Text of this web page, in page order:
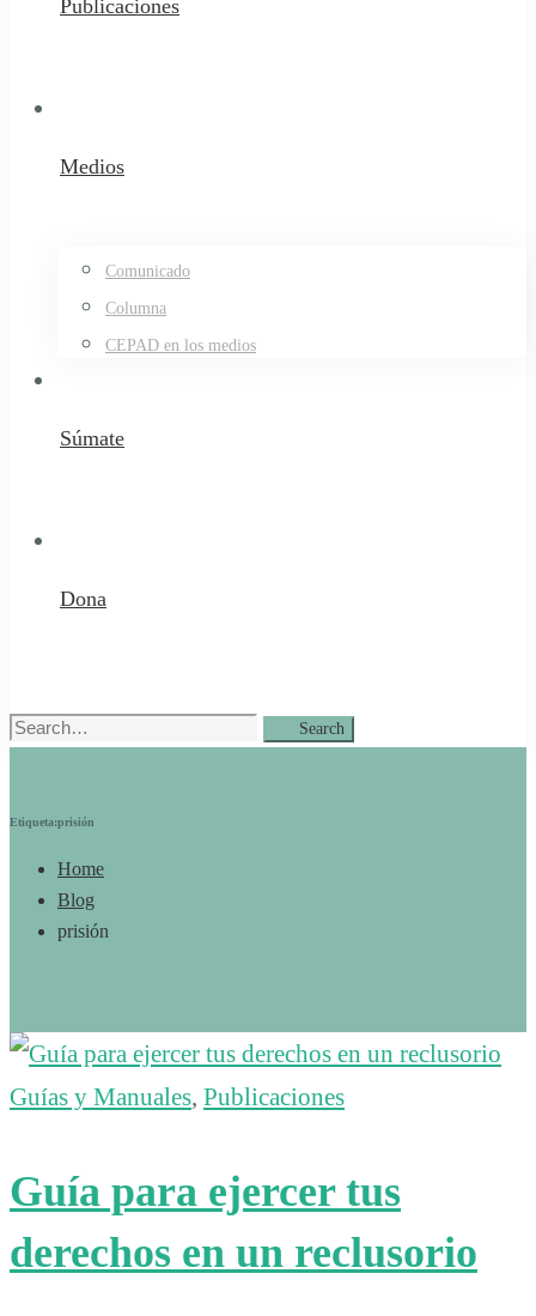
Publicaciones
Medios
Comunicado
Columna
CEPAD en los medios
Súmate
Dona
Search
Search
Etiqueta:prisión
Home
Blog
prisión
Guías y Manuales, Publicaciones
Guía para ejercer tus
derechos en un reclusorio